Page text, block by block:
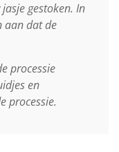
gestoken. In
aan dat de
processie
en
processie.